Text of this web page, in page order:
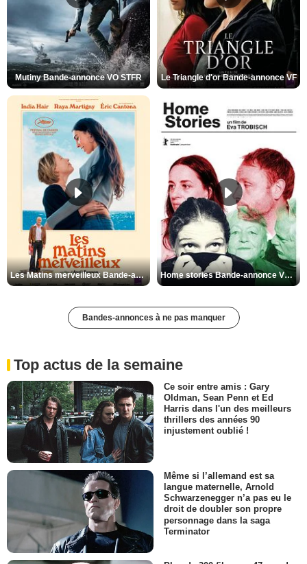
Mutiny Bande-annonce VO STFR Le Triangle d'or Bande-annonce VF
Les Matins merveilleux Bande-annonce VF Home stories Bande-annonce VO STFR
Bandes-annonces à ne pas manquer
Top actus de la semaine
Ce soir entre amis : Gary
Oldman, Sean Penn et Ed
Harris dans l'un des meilleurs
thrillers des années 90
injustement oublié !
Même si l’allemand est sa
langue maternelle, Arnold
Schwarzenegger n’a pas eu le
droit de doubler son propre
personnage dans la saga
Terminator